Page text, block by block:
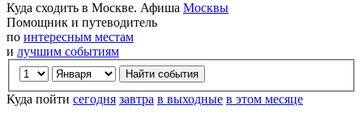
Куда сходить в Москве. Афиша Москвы
Помощник и путеводитель
по интересным местам
и лучшим событиям
Куда пойти сегодня завтра в выходные в этом месяце